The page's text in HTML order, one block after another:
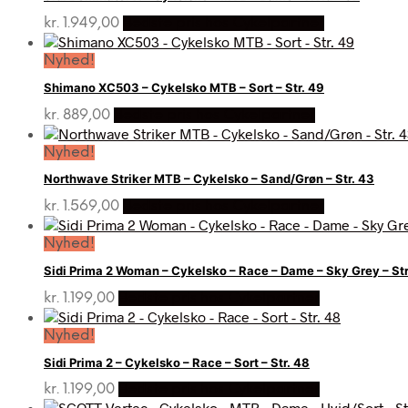
kr. 1.949,00
Nyhed!
Shimano XC503 – Cykelsko MTB – Sort – Str. 49
kr. 889,00
Nyhed!
Northwave Striker MTB – Cykelsko – Sand/Grøn – Str. 43
kr. 1.569,00
Nyhed!
Sidi Prima 2 Woman – Cykelsko – Race – Dame – Sky Grey –
kr. 1.199,00
Nyhed!
Sidi Prima 2 – Cykelsko – Race – Sort – Str. 48
kr. 1.199,00